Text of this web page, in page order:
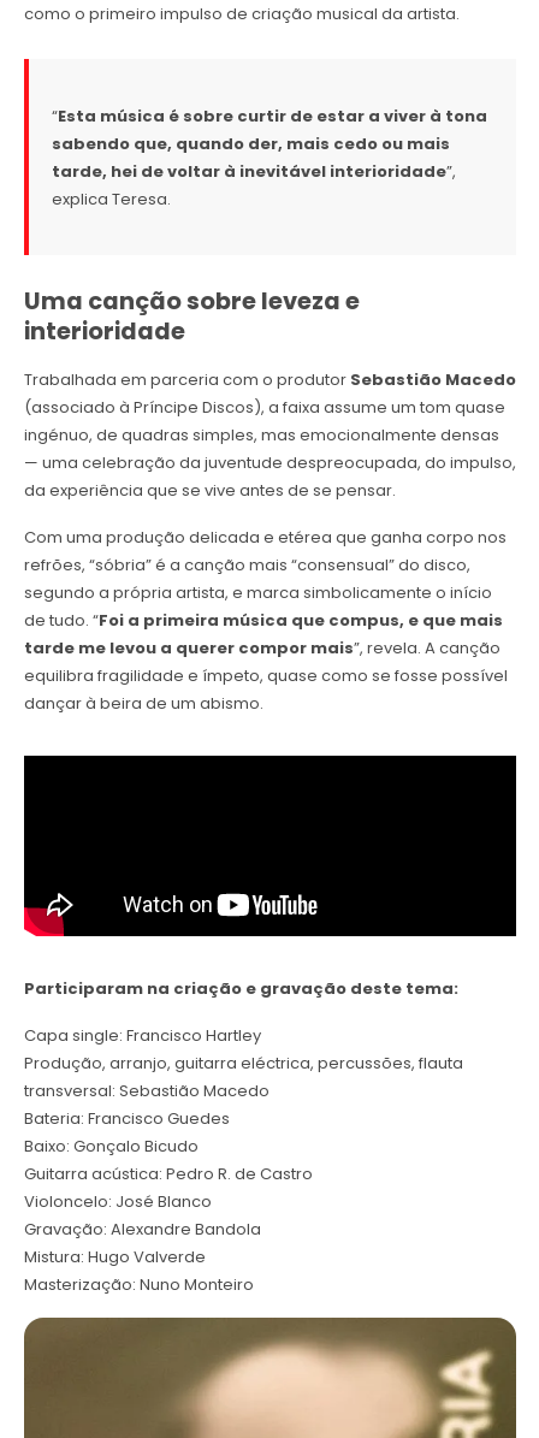
como o primeiro impulso de criação musical da artista.
“Esta música é sobre curtir de estar a viver à tona
sabendo que, quando der, mais cedo ou mais
tarde, hei de voltar à inevitável interioridade”,
explica Teresa.
Uma canção sobre leveza e
interioridade
Trabalhada em parceria com o produtor Sebastião Macedo
(associado à Príncipe Discos), a faixa assume um tom quase
ingénuo, de quadras simples, mas emocionalmente densas
— uma celebração da juventude despreocupada, do impulso,
da experiência que se vive antes de se pensar.
Com uma produção delicada e etérea que ganha corpo nos
refrões, “sóbria” é a canção mais “consensual” do disco,
segundo a própria artista, e marca simbolicamente o início
de tudo. “Foi a primeira música que compus, e que mais
tarde me levou a querer compor mais”, revela. A canção
equilibra fragilidade e ímpeto, quase como se fosse possível
dançar à beira de um abismo.
Participaram na criação e gravação deste tema:
Capa single: Francisco Hartley
Produção, arranjo, guitarra eléctrica, percussões, flauta
transversal: Sebastião Macedo
Bateria: Francisco Guedes
Baixo: Gonçalo Bicudo
Guitarra acústica: Pedro R. de Castro
Violoncelo: José Blanco
Gravação: Alexandre Bandola
Mistura: Hugo Valverde
Masterização: Nuno Monteiro